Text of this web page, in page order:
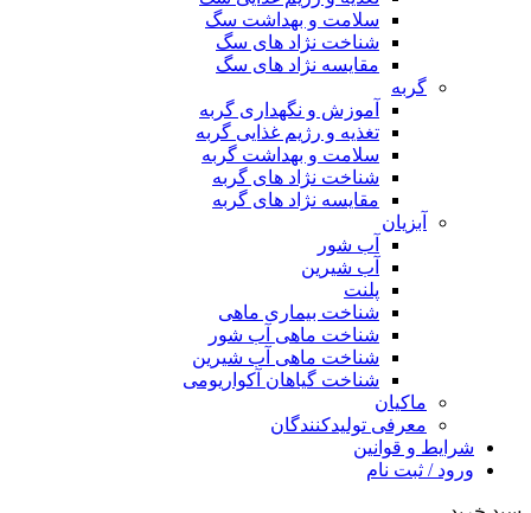
سلامت و بهداشت سگ
شناخت نژاد های سگ
مقایسه نژاد های سگ
گربه
آموزش و نگهداری گربه
تغذیه و رژیم غذایی گربه
سلامت و بهداشت گربه
شناخت نژاد های گربه
مقایسه نژاد های گربه
آبزیان
آب شور
آب شیرین
پلنت
شناخت بیماری ماهی
شناخت ماهی آب شور
شناخت ماهی آب شیرین
شناخت گیاهان آکواریومی
ماکیان
معرفی تولیدکنندگان
شرایط و قوانین
ورود / ثبت نام